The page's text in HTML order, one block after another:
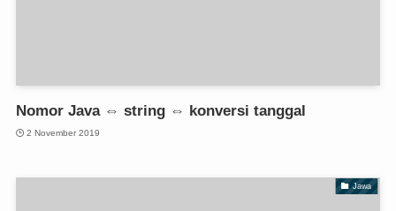
Nomor Java ⇔ string ⇔ konversi tanggal
2 November 2019
Jawa